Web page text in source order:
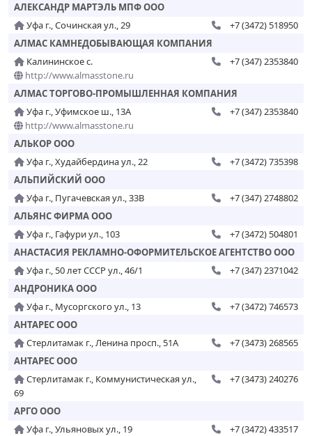
АЛЕКСАНДР МАРТЭЛЬ МПФ ООО
Уфа г., Сочинская ул., 29
+7 (3472) 518950
АЛМАС КАМНЕДОБЫВАЮЩАЯ КОМПАНИЯ
Калининское с.
http://www.almasstone.ru
+7 (347) 2353840
АЛМАС ТОРГОВО-ПРОМЫШЛЕННАЯ КОМПАНИЯ
Уфа г., Уфимское ш., 13А
http://www.almasstone.ru
+7 (347) 2353840
АЛЬКОР ООО
Уфа г., Худайбердина ул., 22
+7 (3472) 735398
АЛЬПИЙСКИЙ ООО
Уфа г., Пугачевская ул., 33В
+7 (347) 2748802
АЛЬЯНС ФИРМА ООО
Уфа г., Гафури ул., 103
+7 (3472) 504801
АНАСТАСИЯ РЕКЛАМНО-ОФОРМИТЕЛЬСКОЕ АГЕНТСТВО ООО
Уфа г., 50 лет СССР ул., 46/1
+7 (347) 2371042
АНДРОНИКА ООО
Уфа г., Мусоргского ул., 13
+7 (3472) 746573
АНТАРЕС ООО
Стерлитамак г., Ленина просп., 51А
+7 (3473) 268565
АНТАРЕС ООО
Стерлитамак г., Коммунистическая ул.,
69
+7 (3473) 240276
АРГО ООО
Уфа г., Ульяновых ул., 19
+7 (3472) 433517